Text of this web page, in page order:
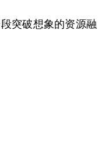
突破想象的资源融